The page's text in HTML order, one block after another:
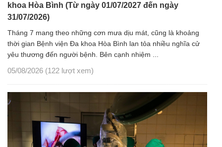
khoa Hòa Bình (Từ ngày 01/07/2027 đến ngày
31/07/2026)
Tháng 7 mang theo những cơn mưa dịu mát, cũng là khoảng
thời gian Bệnh viện Đa khoa Hòa Bình lan tỏa nhiều nghĩa cử
yêu thương đến người bệnh. Bên cạnh nhiệm ...
05/08/2026 (122 lượt xem)